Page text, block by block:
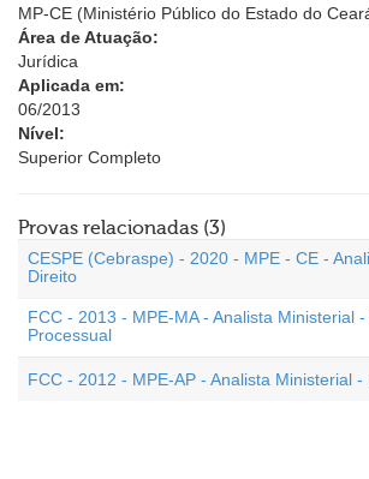
MP-CE (Ministério Público do Estado do
Área de Atuação:
Jurídica
Aplicada em:
06/2013
Nível:
Superior Completo
Provas relacionadas (3)
CESPE (Cebraspe) - 2020 - MPE - CE -
Direito
FCC - 2013 - MPE-MA - Analista Ministerial
Processual
FCC - 2012 - MPE-AP - Analista Ministerial -